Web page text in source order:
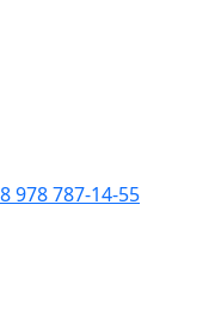
8 978 787-14-55